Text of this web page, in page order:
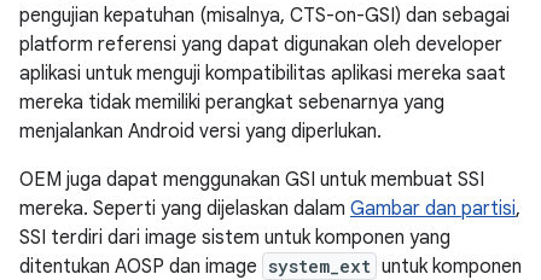
pengujian kepatuhan (misalnya, CTS-on-GSI) dan sebagai
platform referensi yang dapat digunakan oleh developer
aplikasi untuk menguji kompatibilitas aplikasi mereka saat
mereka tidak memiliki perangkat sebenarnya yang
menjalankan Android versi yang diperlukan.
OEM juga dapat menggunakan GSI untuk membuat SSI
mereka. Seperti yang dijelaskan dalam Gambar dan partisi,
SSI terdiri dari image sistem untuk komponen yang
ditentukan AOSP dan image system_ext untuk komponen